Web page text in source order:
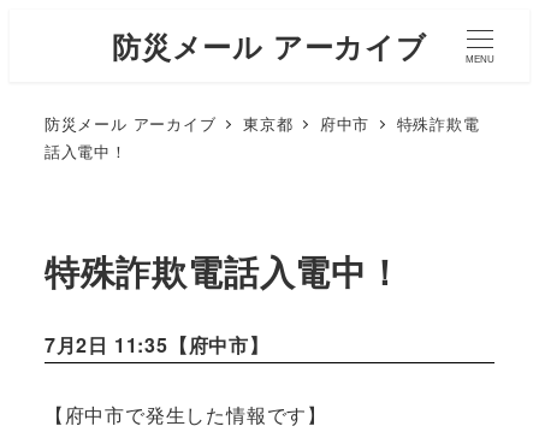
防災メール アーカイブ MENU
防災メール アーカイブ 東京都 府中市
特殊詐欺電
話入電中！
特殊詐欺電話入電中！
7月2日 11:35【府中市】
【府中市で発生した情報です】